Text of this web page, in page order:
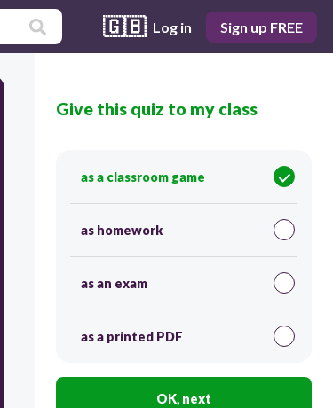
🇬🇧 Log in Sign up FREE
Score 0
Surah Al-Ikhlas menegaskan tentang
kekecilan
Give this quiz to my class
as a classroom game
as homework
as an exam
as a printed PDF
OK, next